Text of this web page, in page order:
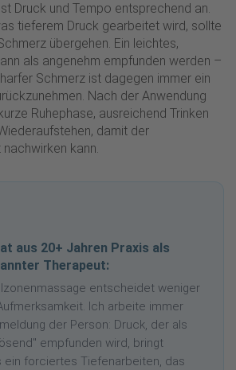
Druck und Tempo entsprechend an.
tieferem Druck gearbeitet wird, sollte
übergehen. Ein leichtes,
als angenehm empfunden werden –
Schmerz ist dagegen immer ein
Nach der Anwendung
Ruhephase, ausreichend Trinken
damit der
kann.
aus 20+ Jahren Praxis als
Therapeut:
entscheidet weniger
Ich arbeite immer
der Person: Druck, der als
empfunden wird, bringt
ein forciertes Tiefenarbeiten, das